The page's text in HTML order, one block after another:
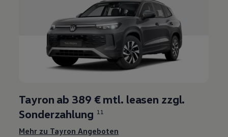
Tayron ab 389 € mtl. leasen zzgl.
Sonderzahlung 11
Mehr zu Tayron Angeboten